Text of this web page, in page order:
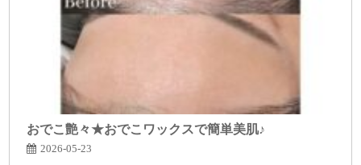
おでこ艶々★おでこワックスで簡単美肌♪
2026-05-23